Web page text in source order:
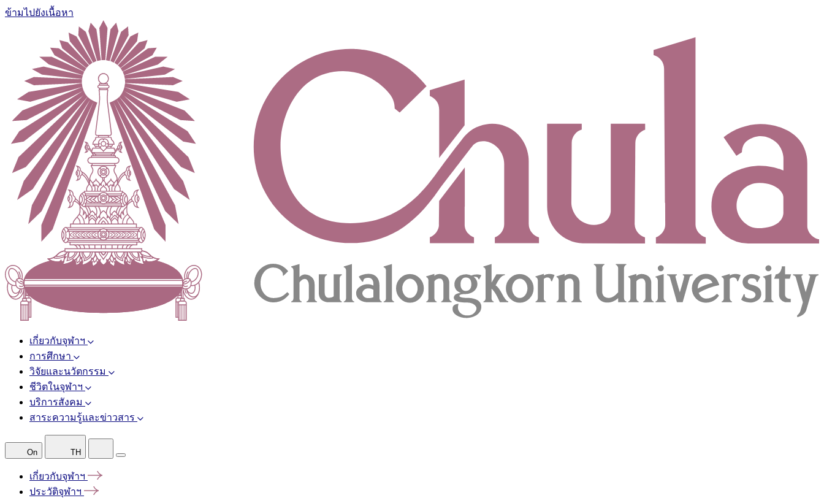
ข้ามไปยังเนื้อหา
เกี่ยวกับจุฬาฯ
การศึกษา
วิจัยและนวัตกรรม
ชีวิตในจุฬาฯ
บริการสังคม
สาระความรู้และข่าวสาร
On TH
เกี่ยวกับจุฬาฯ
ประวัติจุฬาฯ